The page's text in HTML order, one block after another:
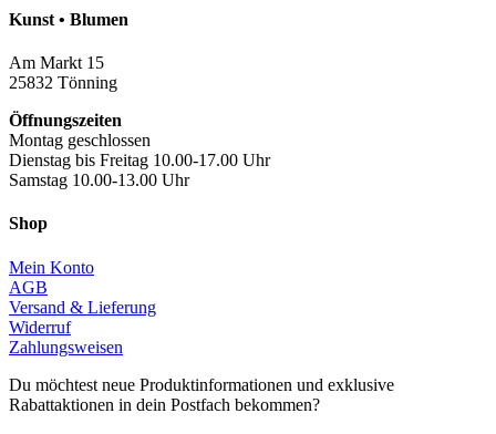
Kunst • Blumen
Am Markt 15
25832 Tönning
Öffnungszeiten
Montag geschlossen
Dienstag bis Freitag 10.00-17.00 Uhr
Samstag 10.00-13.00 Uhr
Shop
Mein Konto
AGB
Versand & Lieferung
Widerruf
Zahlungsweisen
Du möchtest neue Produktinformationen und exklusive
Rabattaktionen in dein Postfach bekommen?